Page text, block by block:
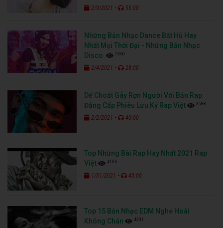
2/9/2021 - 55:00
Những Bản Nhạc Dance Bất Hủ Hay
Nhất Mọi Thời Đại - Những Bản Nhạc
Disco
7360
2/4/2021 - 28:00
Dế Choắt Gây Rợn Người Với Bản Rap
Đẳng Cấp Phiêu Lưu Ký Rap Việt
3588
2/2/2021 - 40:00
Top Những Bài Rap Hay Nhất 2021 Rap
Việt
4106
1/31/2021 - 40:00
Top 15 Bản Nhạc EDM Nghe Hoài
Không Chán
4301